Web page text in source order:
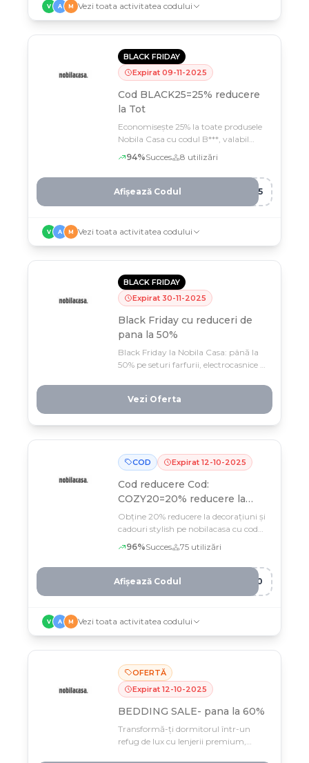
V A M Vezi toata activitatea codului
BLACK FRIDAY
Expirat 09-11-2025
Cod BLACK25=25% reducere
la Tot
Economisește 25% la toate produsele
Nobila Casa cu codul B***, valabil
doar până pe 9 noiembrie la comenzi
94%Succes 8 utilizări
K25
Afișează Codul
V A M Vezi toata activitatea codului
BLACK FRIDAY
Expirat 30-11-2025
Black Friday cu reduceri de
pana la 50%
Black Friday la Nobila Casa: până la
50% pe seturi farfurii, electrocasnice și
valabilă doar până 30 noiembrie.
Vezi Oferta
COD Expirat 12-10-2025
Cod reducere Cod:
COZY20=20% reducere la
comenzile peste 199 lei
Obține 20% reducere la decorațiuni și
cadouri stylish pe nobilacasa cu codul
COZ*** până pe 12 octombrie
96%Succes 75 utilizări
Y20
Afișează Codul
V A M Vezi toata activitatea codului
OFERTĂ
Expirat 12-10-2025
BEDDING SALE- pana la 60%
Transformă-ți dormitorul într-un
refug de lux cu lenjerii premium,